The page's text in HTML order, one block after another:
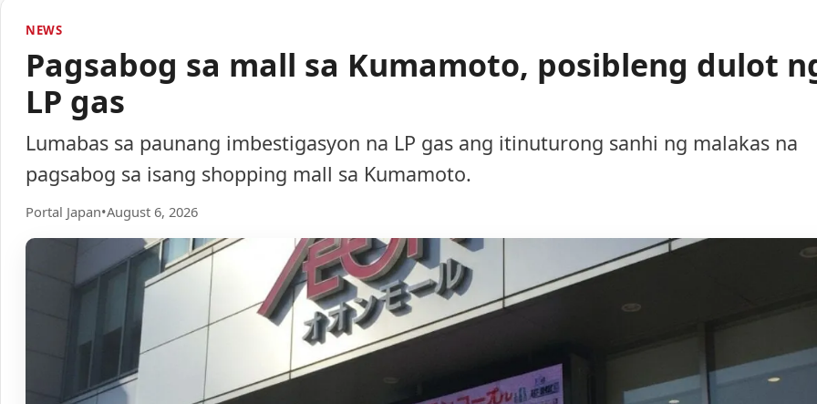
NEWS
Pagsabog sa mall sa Kumamoto, posibleng dulot
LP gas
Lumabas sa paunang imbestigasyon na LP gas ang itinuturong sanhi ng malakas na
pagsabog sa isang shopping mall sa Kumamoto.
Portal Japan•August 6, 2026